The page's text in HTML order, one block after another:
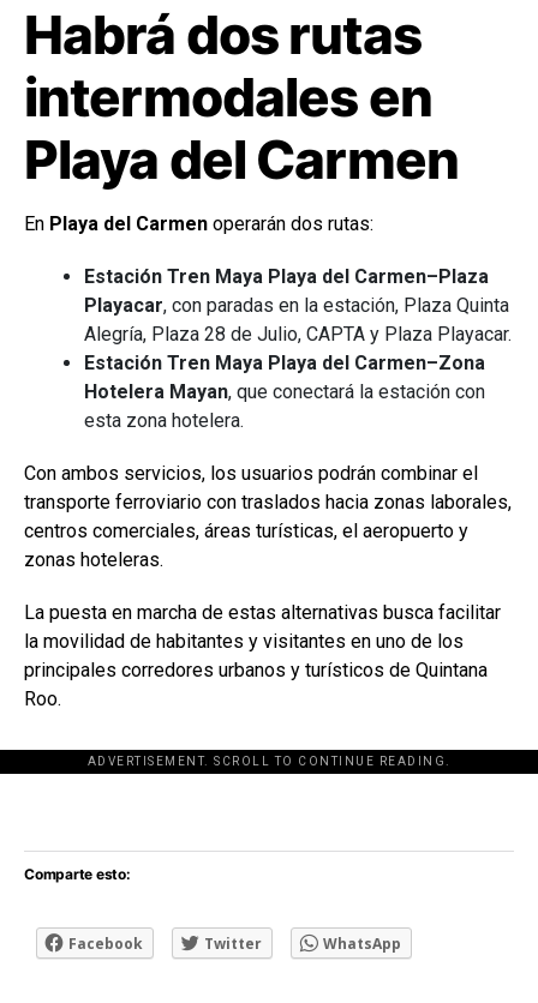
Habrá dos rutas
intermodales en
Playa del Carmen
En Playa del Carmen operarán dos rutas:
Estación Tren Maya Playa del Carmen–Plaza
Playacar, con paradas en la estación, Plaza Quinta
Alegría, Plaza 28 de Julio, CAPTA y Plaza Playacar.
Estación Tren Maya Playa del Carmen–Zona
Hotelera Mayan, que conectará la estación con
esta zona hotelera.
Con ambos servicios, los usuarios podrán combinar el
transporte ferroviario con traslados hacia zonas laborales,
centros comerciales, áreas turísticas, el aeropuerto y
zonas hoteleras.
La puesta en marcha de estas alternativas busca facilitar
la movilidad de habitantes y visitantes en uno de los
principales corredores urbanos y turísticos de Quintana
Roo.
ADVERTISEMENT. SCROLL TO CONTINUE READING.
[adsforwp id="243463"]
Comparte esto:
Facebook Twitter WhatsApp